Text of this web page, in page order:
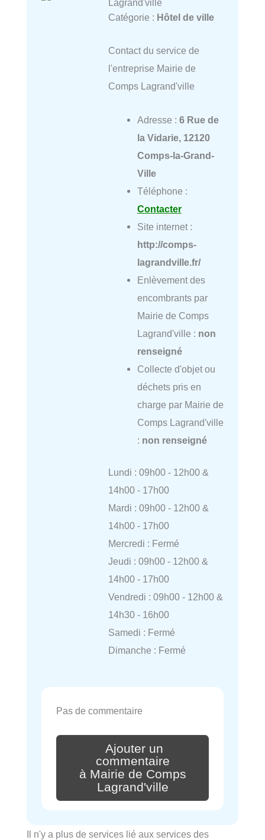
Lagrand'ville
Catégorie : Hôtel de ville
Contact du service de
l'entreprise Mairie de
Comps Lagrand'ville
Adresse : 6 Rue de
la Vidarie, 12120
Comps-la-Grand-
Ville
Téléphone :
Contacter
Site internet :
http://comps-
lagrandville.fr/
Enlèvement des
encombrants par
Mairie de Comps
Lagrand'ville : non
renseigné
Collecte d'objet ou
déchets pris en
charge par Mairie de
Comps Lagrand'ville
: non renseigné
Lundi : 09h00 - 12h00 &
14h00 - 17h00
Mardi : 09h00 - 12h00 &
14h00 - 17h00
Mercredi : Fermé
Jeudi : 09h00 - 12h00 &
14h00 - 17h00
Vendredi : 09h00 - 12h00 &
14h30 - 16h00
Samedi : Fermé
Dimanche : Fermé
Pas de commentaire
Ajouter un
commentaire
à Mairie de Comps
Lagrand'ville
Il n'y a plus de services lié aux services des